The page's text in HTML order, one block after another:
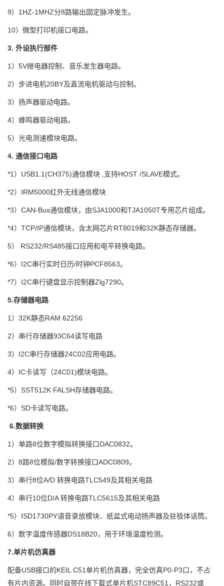
9）1HZ-1MHZ分8路输出固定脉冲发生。
10）微型打印机接口电路。
3. 外设执行部件
1）5V继电器控制、音乐发生器电路。
2）步进电机20BY及直流电机驱动与控制。
3）扬声器驱动电路。
4）蜂鸣器驱动电路。
5）光电测速模块电路。
4. 通信接口电路
*1）USB1.1(CH375)通信模块 ,支持HOST /SLAVE模式。
*2）IRM5000红外无线通信模块
*3）CAN-Bus通信模块，由SJA1000和TJA1050T专用芯片组成。
*4）TCP/IP通信模块，含太网芯片RT8019和32K静态存储器。
5） RS232/RS485接口应用和电平转换电路。
*6）I2C串行实时日历/时钟PCF8563。
*7）I2C串行键盘显示控制器Zlg7290。
5.存储器电路
1）32K静态RAM 62256
2）串行存储器93C64读写电路
3）I2C串行存储器24C02应用电路。
4）IC卡读写（24C01)模块电路。
*5）SST512K FALSH存储器电路。
*6）SD卡读写电路。
6.数据转换
1）单路8位数字模拟转换接口DAC0832。
2）8路8位模拟/数字转换接口ADC0809。
3）串行8位A/D 转换电路TLC549及其相关电路
4）串行10位D/A 转换电路TLC5615及其相关电路
*5）ISD1730PY语音录放模块、纸盆式电动扬声器及驻极体话筒。
6）数字温度传感器DS18B20，用于环境温度检测。
7.单片机仿真器
配备USB接口的KEIL C51单片机仿真器，完全仿真P0-P3口，不占
有片内资源。同时自带在线下载式单片机STC89C51，RS232或